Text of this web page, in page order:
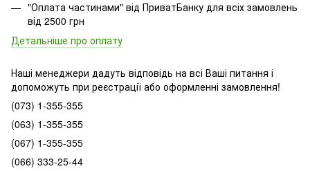
"Оплата частинами" від ПриватБанку для всіх замовлень
від 2500 грн
Детальніше про оплату
Наші менеджери дадуть відповідь на всі Ваші питання і
допоможуть при реєстрації або оформленні замовлення!
(073) 1-355-355
(063) 1-355-355
(067) 1-355-355
(066) 333-25-44